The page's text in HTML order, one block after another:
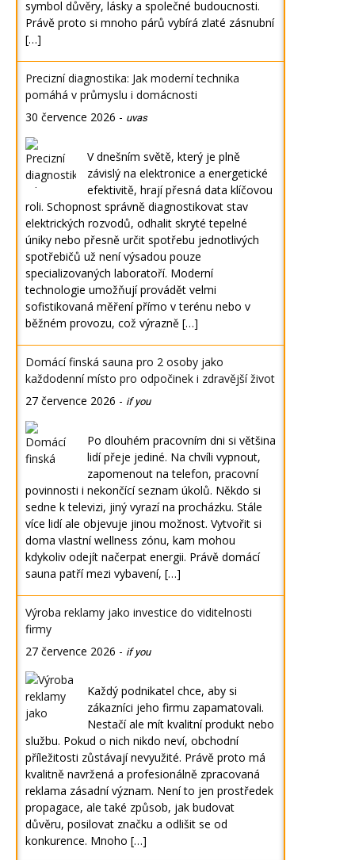
symbol důvěry, lásky a společné budoucnosti.
Právě proto si mnoho párů vybírá zlaté zásnubní
[…]
Precizní diagnostika: Jak moderní technika
pomáhá v průmyslu i domácnosti
30 července 2026 - uvas
V dnešním světě, který je plně
závislý na elektronice a energetické
efektivitě, hrají přesná data klíčovou
roli. Schopnost správně diagnostikovat stav
elektrických rozvodů, odhalit skryté tepelné
úniky nebo přesně určit spotřebu jednotlivých
spotřebičů už není výsadou pouze
specializovaných laboratoří. Moderní
technologie umožňují provádět velmi
sofistikovaná měření přímo v terénu nebo v
běžném provozu, což výrazně […]
Domácí finská sauna pro 2 osoby jako
každodenní místo pro odpočinek i zdravější život
27 července 2026 - if you
Po dlouhém pracovním dni si většina
lidí přeje jediné. Na chvíli vypnout,
zapomenout na telefon, pracovní
povinnosti i nekončící seznam úkolů. Někdo si
sedne k televizi, jiný vyrazí na procházku. Stále
více lidí ale objevuje jinou možnost. Vytvořit si
doma vlastní wellness zónu, kam mohou
kdykoliv odejít načerpat energii. Právě domácí
sauna patří mezi vybavení, […]
Výroba reklamy jako investice do viditelnosti
firmy
27 července 2026 - if you
Každý podnikatel chce, aby si
zákazníci jeho firmu zapamatovali.
Nestačí ale mít kvalitní produkt nebo
službu. Pokud o nich nikdo neví, obchodní
příležitosti zůstávají nevyužité. Právě proto má
kvalitně navržená a profesionálně zpracovaná
reklama zásadní význam. Není to jen prostředek
propagace, ale také způsob, jak budovat
důvěru, posilovat značku a odlišit se od
konkurence. Mnoho […]